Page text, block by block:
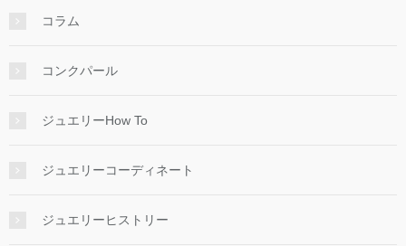
コラム
コンクパール
ジュエリーHow To
ジュエリーコーディネート
ジュエリーヒストリー